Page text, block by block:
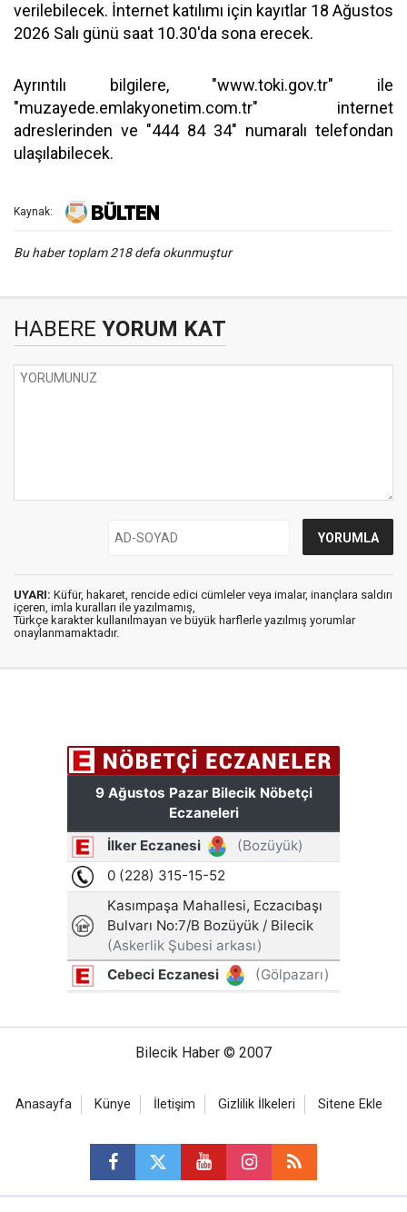
verilebilecek. İnternet katılımı için kayıtlar 18 Ağustos
2026 Salı günü saat 10.30'da sona erecek.
Ayrıntılı bilgilere, "www.toki.gov.tr" ile
"muzayede.emlakyonetim.com.tr" internet
adreslerinden ve "444 84 34" numaralı telefondan
ulaşılabilecek.
Kaynak:
Bu haber toplam 218 defa okunmuştur
HABERE YORUM KAT
UYARI: Küfür, hakaret, rencide edici cümleler veya imalar, inançlara saldırı
içeren, imla kuralları ile yazılmamış,
Türkçe karakter kullanılmayan ve büyük harflerle yazılmış yorumlar
onaylanmamaktadır.
Bilecik Haber © 2007
Anasayfa Künye İletişim Gizlilik İlkeleri Sitene Ekle